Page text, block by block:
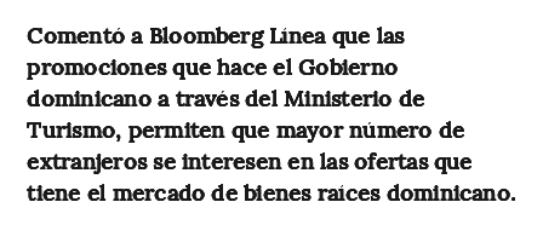
Comentó a Bloomberg Línea que las
promociones que hace el Gobierno
dominicano a través del Ministerio de
Turismo, permiten que mayor número de
extranjeros se interesen en las ofertas que
tiene el mercado de bienes raíces dominicano.